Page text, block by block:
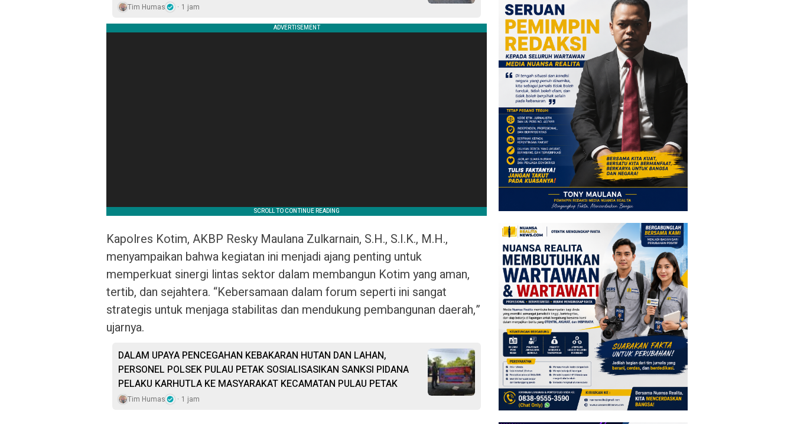
Tim Humas 1 jam
Kapolres Kotim, AKBP Resky Maulana Zulkarnain, S.H., S.I.K., M.H.,
menyampaikan bahwa kegiatan ini menjadi ajang penting untuk
memperkuat sinergi lintas sektor dalam membangun Kotim yang aman,
tertib, dan sejahtera. “Kebersamaan dalam forum seperti ini sangat
strategis untuk menjaga stabilitas dan mendukung pembangunan daerah,”
ujarnya.
DALAM UPAYA PENCEGAHAN KEBAKARAN HUTAN DAN LAHAN,
PERSONEL POLSEK PULAU PETAK SOSIALISASIKAN SANKSI PIDANA
PELAKU KARHUTLA KE MASYARAKAT KECAMATAN PULAU PETAK
Tim Humas 1 jam